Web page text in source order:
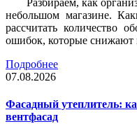
Разбираем, как
небольшом магазине.
рассчитать количество
ошибок, которые снижают
Подробнее
07.08.2026
Фасадный утеплитель:
вентфасад